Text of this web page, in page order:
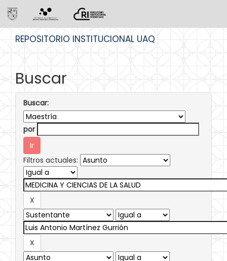
REPOSITORIO INSTITUCIONAL UAQ
Buscar
Buscar:
por
Filtros actuales: